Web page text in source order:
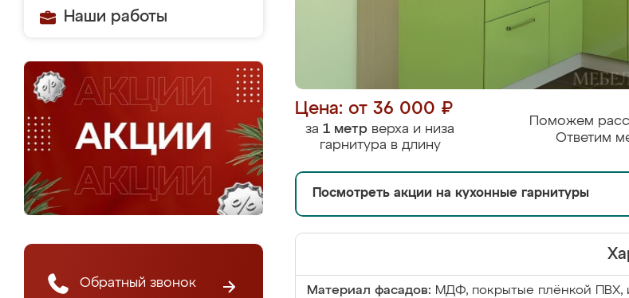
Наши работы
Обратный звонок
Цена: от 36 000 ₽
за 1 метр верха и низа
гарнитура в длину
Поможем
Ответим
Посмотреть акции на кухонные гарнитуры
Материал фасадов: МДФ, покрытые плёнкой ПВХ,